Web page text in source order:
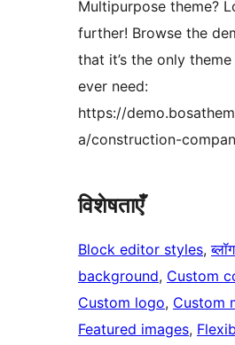
Multipurpose theme?
further! Browse the
that it’s the only
ever need:
https://
a/construction-
विशेषताएँ
Block editor styles, ब्लॉग
background, Custom
Custom logo, Custom
Featured images,